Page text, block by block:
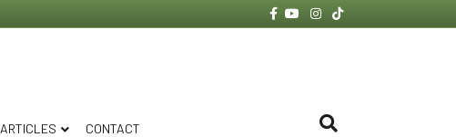
Facebook
YoutubeInstagram
Tiktok
ARTICLES CONTACT